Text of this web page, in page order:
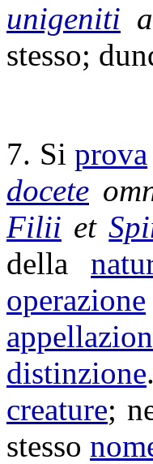
unigeniti a
stesso;
7. Siprova
docete
Filii et
della
operazione
distinzione
creature;
stesso